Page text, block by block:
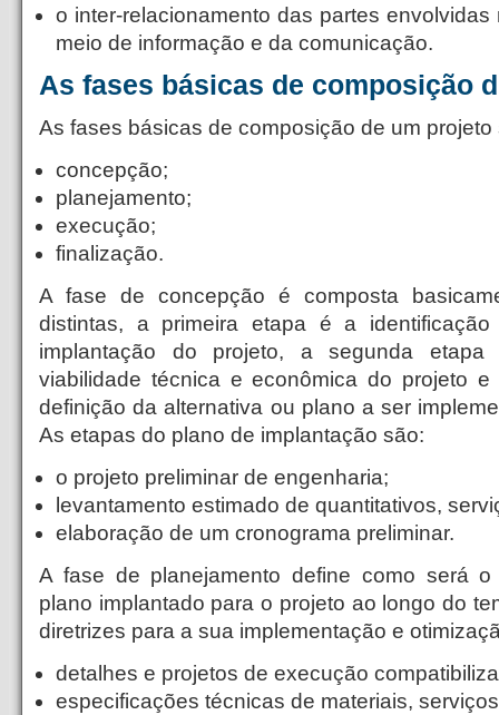
o inter-relacionamento das partes
meio de informação e da comunicação.
As fases básicas de composição
As fases básicas de composição de um projeto
concepção;
planejamento;
execução;
finalização.
A fase de concepção é composta
distintas, a primeira etapa é a
implantação do projeto, a segunda
viabilidade técnica e econômica do projeto
definição da alternativa ou plano a ser
As etapas do plano de implantação são:
o projeto preliminar de engenharia;
levantamento estimado de quantitativos,
elaboração de um cronograma preliminar.
A fase de planejamento define como será o
plano implantado para o projeto ao longo do
diretrizes para a sua implementação e
detalhes e projetos de execução
especificações técnicas de materiais,